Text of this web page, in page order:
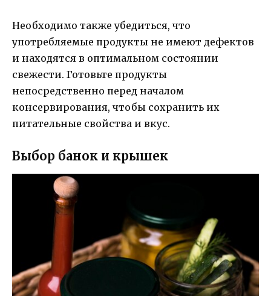
Необходимо также убедиться, что
употребляемые продукты не имеют дефектов
и находятся в оптимальном состоянии
свежести. Готовьте продукты
непосредственно перед началом
консервирования, чтобы сохранить их
питательные свойства и вкус.
Выбор банок и крышек